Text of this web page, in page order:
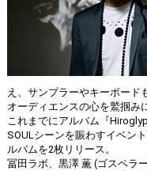
え、サンプラーやキーボード
オーディエンスの心を鷲掴み
これまでにアルバム『
SOULシーンを賑わすイベン
ルバムを2枚リリース。
冨田ラボ、黒澤 薫 (ゴスペラ